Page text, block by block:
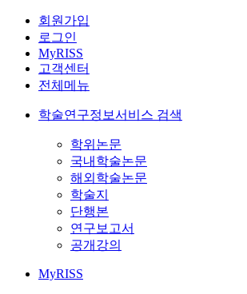
회원가입
로그인
MyRISS
고객센터
전체메뉴
학술연구정보서비스 검색
학위논문
국내학술논문
해외학술논문
학술지
단행본
연구보고서
공개강의
MyRISS